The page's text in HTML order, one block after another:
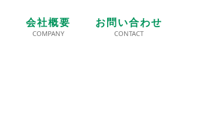
会社概要
COMPANY
お問い合わせ
CONTACT